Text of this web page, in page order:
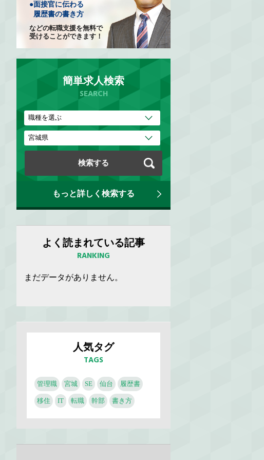
●面接官に伝わる
履歴書の書き方
などの転職支援を無料で
受けることができます！
簡単求人検索
SEARCH
もっと詳しく検索する
よく読まれている記事
RANKING
まだデータがありません。
人気タグ
TAGS
管理職 宮城 SE 仙台 履歴書
移住 IT 転職 幹部 書き方